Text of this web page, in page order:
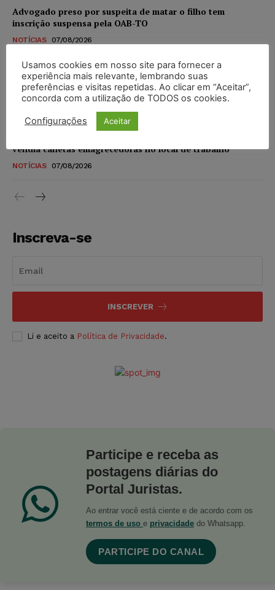
Advogado preso por suspeita de matar o filho tem
inscrição suspensa pela OAB-TO
NOTÍCIAS 07/08/2026
STF amplia isenção de IBS e CBS na compra de veículos
novos para pessoas com deficiência e autistas de todos os
níveis
vendia canetas emagrecedoras no local de trabalho
NOTÍCIAS 07/08/2026
Inscreva-se
INSCREVER
Li e aceito a Política de Privacidade.
Participe e receba as
postagens diárias do
Portal Juristas.
Ao entrar você está ciente e de acordo com os
termos de uso e privacidade do Whatsapp.
PARTICIPE DO CANAL
Usamos cookies em nosso site para fornecer a
experiência mais relevante, lembrando suas
preferências e visitas repetidas. Ao clicar em “Aceitar”,
concorda com a utilização de TODOS os cookies.
Configurações Aceitar